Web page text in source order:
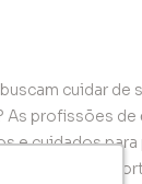
cuidar
As profissões de
e cuidados
é